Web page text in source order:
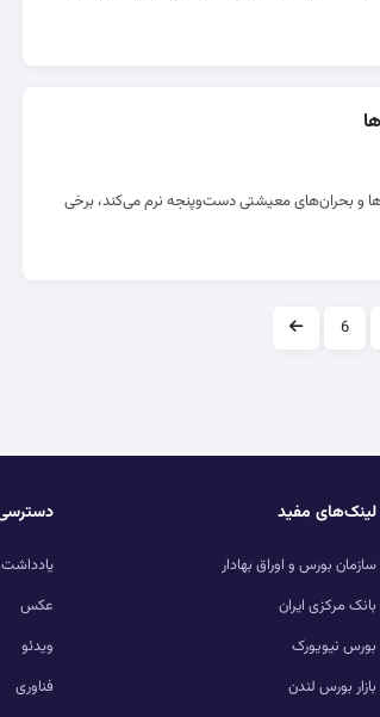
و بحران‌های معیشتی دست‌و‌پنجه نرم می‌کند، برخی
6
لینک‌های مفید
سازمان بورس و اوراق بهادار
بانک مرکزی ایران
بورس نیویورک
بازار بورس لندن
یادداشت
عکس
ویدئو
فناوری